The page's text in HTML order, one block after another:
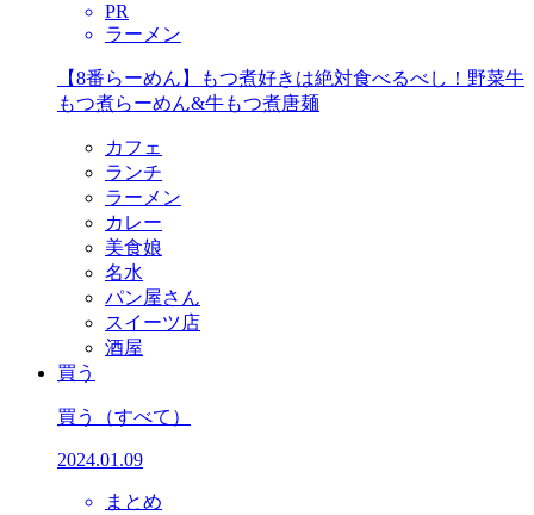
PR
ラーメン
【8番らーめん】もつ煮好きは絶対食べるべし！野菜牛
もつ煮らーめん&牛もつ煮唐麺
カフェ
ランチ
ラーメン
カレー
美食娘
名水
パン屋さん
スイーツ店
酒屋
買う
買う （すべて）
2024.01.09
まとめ